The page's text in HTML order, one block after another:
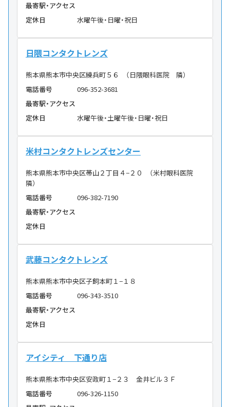
最寄駅・アクセス
定休日
水曜午後・日曜・祝日
日隈コンタクトレンズ
熊本県熊本市中央区練兵町５６ （日隈眼科医院 隣）
電話番号
096-352-3681
最寄駅・アクセス
定休日
水曜午後・土曜午後・日曜・祝日
米村コンタクトレンズセンター
熊本県熊本市中央区帯山２丁目４−２０ （米村眼科医院
隣）
電話番号
096-382-7190
最寄駅・アクセス
定休日
武藤コンタクトレンズ
熊本県熊本市中央区子飼本町１−１８
電話番号
096-343-3510
最寄駅・アクセス
定休日
アイシティ 下通り店
熊本県熊本市中央区安政町１−２３ 金井ビル３Ｆ
電話番号
096-326-1150